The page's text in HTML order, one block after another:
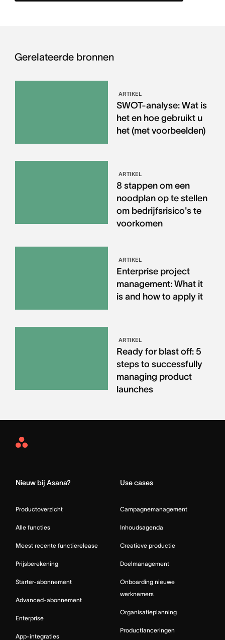
Gerelateerde bronnen
ARTIKEL
SWOT-analyse: Wat is
het en hoe gebruikt u
het (met voorbeelden)
ARTIKEL
8 stappen om een
noodplan op te stellen
om bedrijfsrisico's te
voorkomen
ARTIKEL
Enterprise project
management: What it
is and how to apply it
ARTIKEL
Ready for blast off: 5
steps to successfully
managing product
launches
Asana
Nieuw bij Asana?
Productoverzicht
Alle functies
Meest recente functierelease
Prijsberekening
Starter-abonnement
Advanced-abonnement
Enterprise
App-integraties
Use cases
Campagnemanagement
Inhoudsagenda
Creatieve productie
Doelmanagement
Onboarding nieuwe
werknemers
Organisatieplanning
Productlanceringen